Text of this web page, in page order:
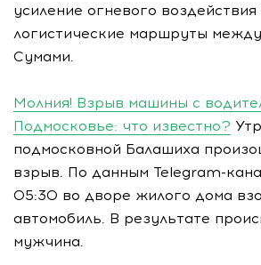
усиление огневого
логистические маршруты
Сумами.
Молния! Взрыв машины с
Подмосковье: что известно?
подмосковной Балашиха
взрыв. По данным Telegram-
05:30 во дворе жилого дома
автомобиль. В результате
мужчина.